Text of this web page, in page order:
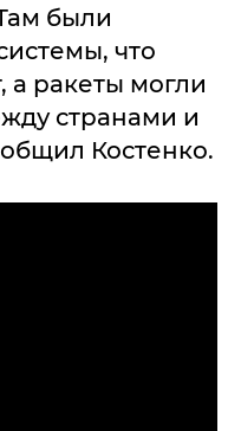
были
что
а ракеты могли
странами и
Костенко.